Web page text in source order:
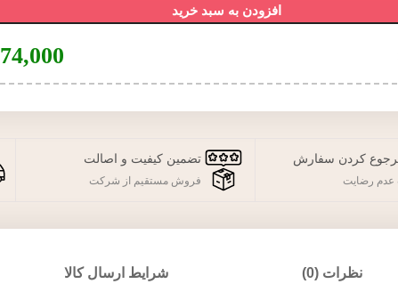
افزودن به سبد خرید
74,000
کردن سفارش
رضایت
تضمین کیفیت و اصالت
فروش مستقیم از شرکت
نظرات (0) شرایط ارسال کالا